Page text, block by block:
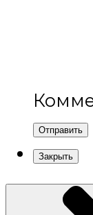
Отправить
Закрыть